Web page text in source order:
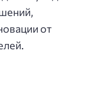
от